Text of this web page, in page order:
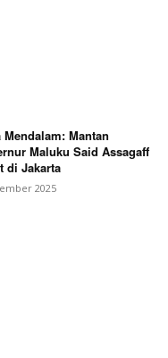
Mendalam: Mantan
Maluku Said Assagaff
di Jakarta
2025